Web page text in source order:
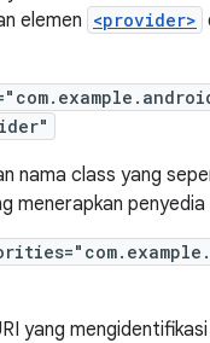
elemen <provider>
nama class yang
menerapkan
yang